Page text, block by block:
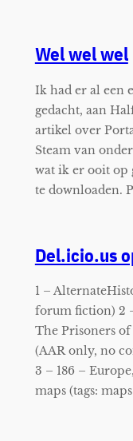
Wel wel wel
Ik had er al een
gedacht, aan
artikel over
Steam van
wat ik er ooit op
te downloaden.
Del.icio.us
1 –
forum fiction) 2
The Prisoners of
(AAR only, no
3 – 186 –
maps (tags: